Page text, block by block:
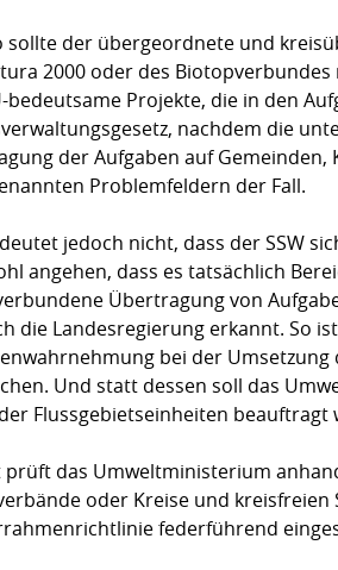
sollte der übergeordnete und
2000 oder des
bedeutsame Projekte, die in den
nachdem die
der Aufgaben auf
Problemfeldern der Fall.
jedoch nicht, dass der SSW
angehen, dass es tatsächlich
Übertragung von
die Landesregierung erkannt. So
bei der
Und statt dessen soll das
Flussgebietseinheiten beauftragt
prüft das Umweltministerium
oder Kreise und
federführend